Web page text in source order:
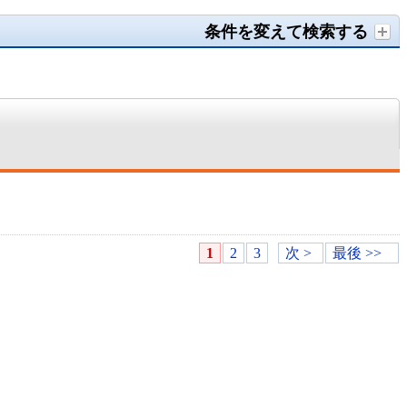
条件を変えて検索する
1 2 3 次 > 最後 >>